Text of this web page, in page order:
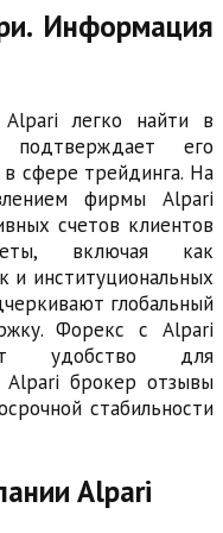
Информация
легко найти в
подтверждает его
сфере трейдинга. На
фирмы Alpari
счетов клиентов
включая как
и институциональных
глобальный
Форекс с Alpari
удобство для
Alpari брокер отзывы
стабильности
Alpari